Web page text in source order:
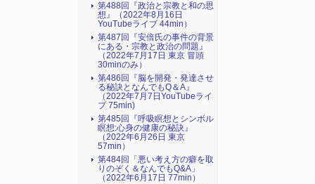
第488回『政治と宗教と和の思
想』（2022年8月16日
YouTubeライブ 44min）
第487回『安倍氏の事件の背景
にある・宗教と政治の問題』
（2022年7月17日 東京 冒頭
30minのみ）
第486回『脳を開発・発達させ
る秘訣となんでもQ＆A』
（2022年7月7日YouTubeライ
ブ 75min)
第485回『呼吸瞑想とシンボル
瞑想:心身の健康の秘訣』
（2022年6月26日 東京
57min）
第484回「悪い考え方の癖を取
りのぞく＆なんでもQ&A」
（2022年6月17日 77min）